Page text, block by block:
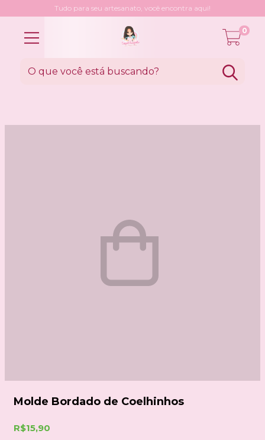
Tudo para seu artesanato, você encontra aqui!
0
Molde Bordado de Coelhinhos
R$15,90